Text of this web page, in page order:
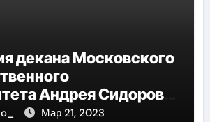
декана Московского
Андрея Сидорова
до руководителя
Мар 21, 2023